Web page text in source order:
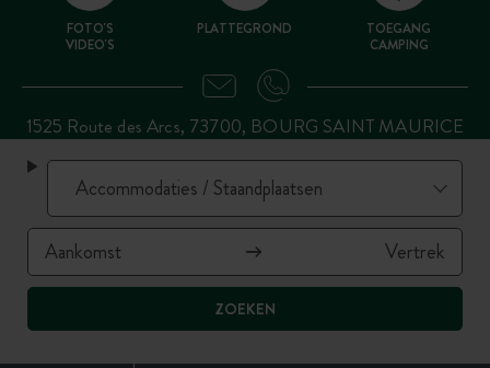
ZOEKEN
FOTO'S
VIDEO'S
PLATTEGROND
TOEGANG
CAMPING
1525 Route des Arcs, 73700, BOURG SAINT MAURICE